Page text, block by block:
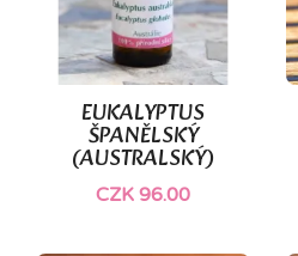
EUKALYPTUS
ŠPANĚLSKÝ
(AUSTRALSKÝ)
CZK 96.00